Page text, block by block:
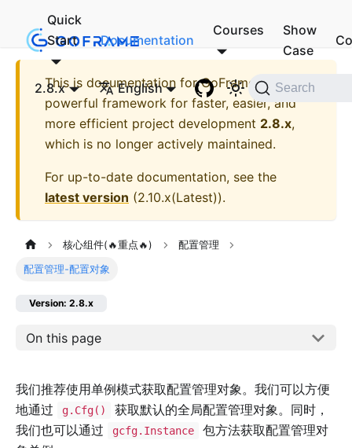
Quick
Start
Documentation
Courses
Show
Case
2.8.x English Search
This is documentation forGoFrame - A
powerful framework for faster, easier, and
more efficient project development 2.8.x,
which is no longer actively maintained.
For up-to-date documentation, see the
latest version (2.10.x(Latest)).
核心组件(🔥重点🔥) 配置管理
配置管理-配置对象
Version: 2.8.x
On this page
我们推荐使用单例模式获取配置管理对象。我们可以方便
地通过
g.Cfg()
获取默认的全局配置管理对象。同时，
我们也可以通过
gcfg.Instance
包方法获取配置管理对